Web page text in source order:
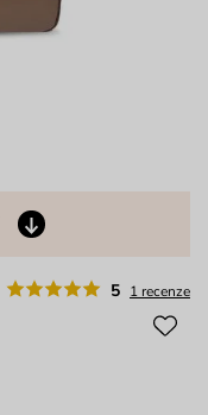
5 1 recenze